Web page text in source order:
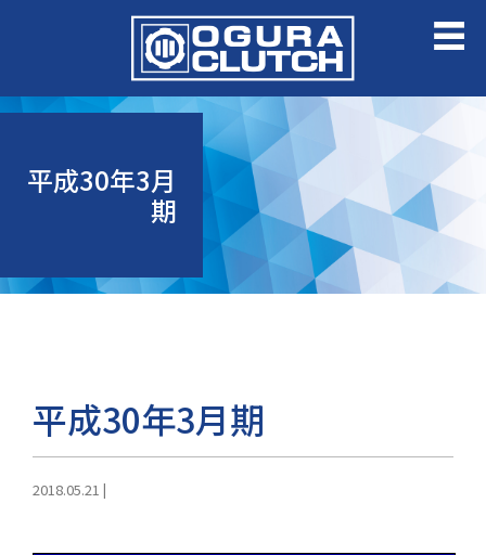
平成30年3月
期
平成30年3月期
2018.05.21 |